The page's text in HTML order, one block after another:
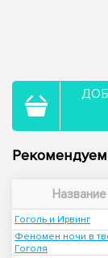
Гоголь и Ирвинг
Феномен ночи в
Гоголя